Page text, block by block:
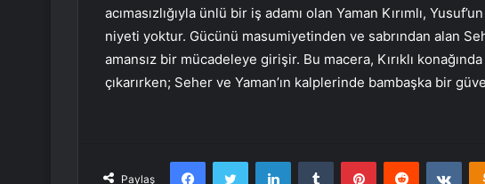
acımasızlığıyla ünlü bir iş adamı olan Yaman Kırımlı,
niyeti yoktur. Gücünü masumiyetinden ve sabrından alan
amansız bir mücadeleye girişir. Bu macera, Kırıklı
çıkarırken; Seher ve Yaman’ın kalplerinde bambaşka bir
Paylaş
FacebookTwitter LinkedInTumblr PinterestReddit